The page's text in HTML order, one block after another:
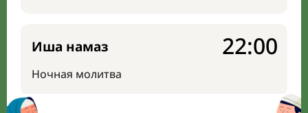
Иша намаз
Ночная молитва
22:00